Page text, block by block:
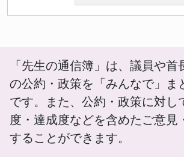
「先生の通信簿」は、議員や首
の公約・政策を「みんなで」ま
です。また、公約・政策に対し
度・達成度などを含めたご意見
することができます。